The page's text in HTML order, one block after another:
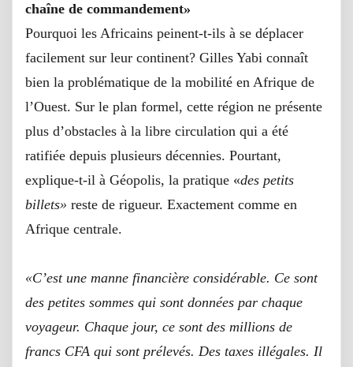
chaîne de commandement»
Pourquoi les Africains peinent-t-ils à se déplacer
facilement sur leur continent? Gilles Yabi connaît
bien la problématique de la mobilité en Afrique de
l’Ouest. Sur le plan formel, cette région ne présente
plus d’obstacles à la libre circulation qui a été
ratifiée depuis plusieurs décennies. Pourtant,
explique-t-il à Géopolis, la pratique «des petits
billets» reste de rigueur. Exactement comme en
Afrique centrale.
«C’est une manne financière considérable. Ce sont
des petites sommes qui sont données par chaque
voyageur. Chaque jour, ce sont des millions de
francs CFA qui sont prélevés. Des taxes illégales. Il